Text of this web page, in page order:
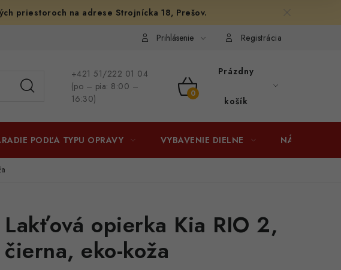
priestoroch na adrese Strojnícka 18, Prešov.
Osobné vyzdvihnutie v Prešove Ako funguje Packeta?
Prihlásenie Registrácia
+421 51/222 01 04
(po – pia: 8:00 –
16:30)
NÁKUPNÝ
Prázdny
košík
PODĽA TYPU OPRAVY VYBAVENIE DIELNE NÁRADIE
Lakťová opierka Kia RIO 2,
čierna, eko-koža